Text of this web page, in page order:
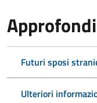
Futuri sposi
Ulteriori